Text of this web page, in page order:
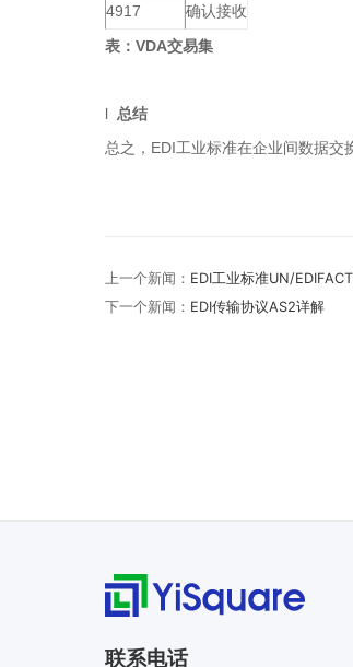
4917
确认接收
表：VDA交易集
l 总结
总之，EDI工业标准在企业间数据
上一个新闻： EDI工业标准UN/
下一个新闻： EDI传输协议AS2详解
联系电话